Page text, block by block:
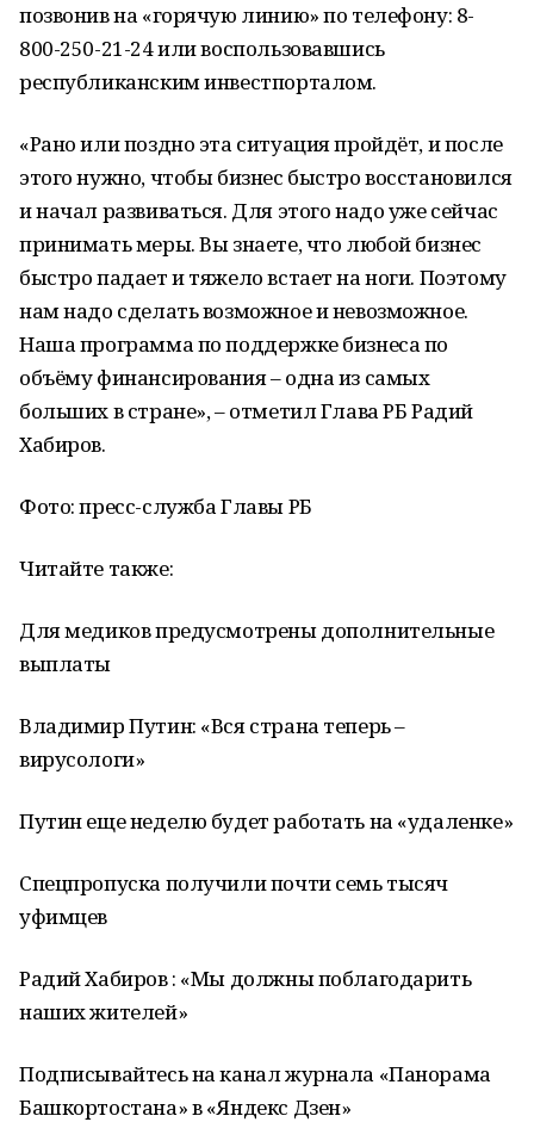
позвонив на «горячую линию» по телефону: 8-
800-250-21-24 или воспользовавшись
республиканским инвестпорталом.
«Рано или поздно эта ситуация пройдёт, и после
этого нужно, чтобы бизнес быстро восстановился
и начал развиваться. Для этого надо уже сейчас
принимать меры. Вы знаете, что любой бизнес
быстро падает и тяжело встает на ноги. Поэтому
нам надо сделать возможное и невозможное.
Наша программа по поддержке бизнеса по
объёму финансирования – одна из самых
больших в стране», – отметил Глава РБ Радий
Хабиров.
Фото: пресс-служба Главы РБ
Читайте также:
Для медиков предусмотрены дополнительные
выплаты
Владимир Путин: «Вся страна теперь –
вирусологи»
Путин еще неделю будет работать на «удаленке»
Спецпропуска получили почти семь тысяч
уфимцев
Радий Хабиров : «Мы должны поблагодарить
наших жителей»
Подписывайтесь на канал журнала «Панорама
Башкортостана» в «Яндекс Дзен»